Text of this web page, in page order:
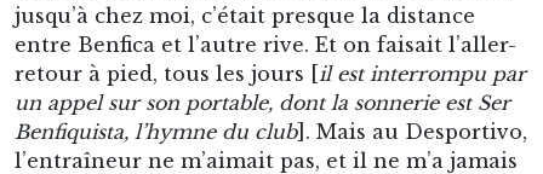
jusqu’à chez moi, c’était presque la distance
entre Benfica et l’autre rive. Et on faisait l’aller-
retour à pied, tous les jours [il est interrompu par
un appel sur son portable, dont la sonnerie est Ser
Benfiquista, l’hymne du club]. Mais au Desportivo,
l’entraîneur ne m’aimait pas, et il ne m’a jamais